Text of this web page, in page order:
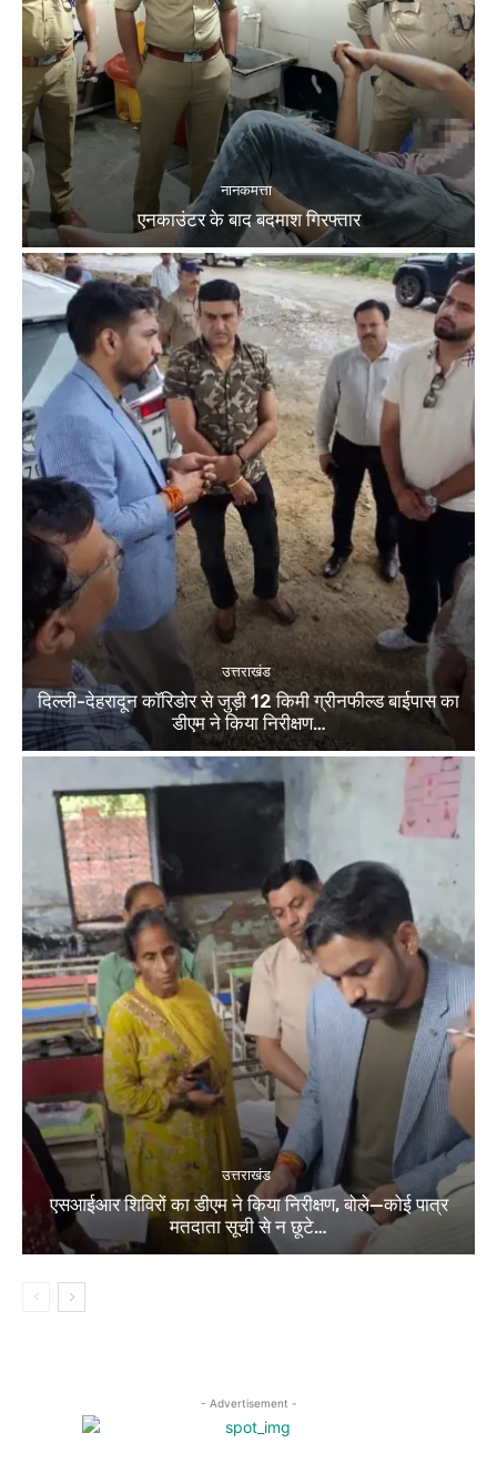
नानकमत्ता
एनकाउंटर के बाद बदमाश गिरफ्तार
उत्तराखंड
दिल्ली-देहरादून कॉरिडोर से जुड़ी 12 किमी ग्रीनफील्ड बाईपास का
डीएम ने किया निरीक्षण…
उत्तराखंड
एसआईआर शिविरों का डीएम ने किया निरीक्षण, बोले—कोई पात्र
मतदाता सूची से न छूटे…
- Advertisement -